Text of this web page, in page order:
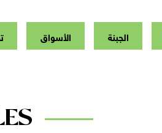
الجبنة الأسواق